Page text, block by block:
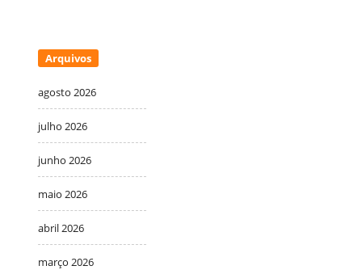
Arquivos
agosto 2026
julho 2026
junho 2026
maio 2026
abril 2026
março 2026